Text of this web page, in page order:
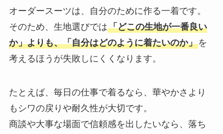
オーダースーツは、自分のために作る一着です。
そのため、生地選びでは「どこの生地が一番良い
か」よりも、「自分はどのように着たいのか」を
考えるほうが失敗しにくくなります。
たとえば、毎日の仕事で着るなら、華やかさより
もシワの戻りや耐久性が大切です。
商談や大事な場面で信頼感を出したいなら、落ち